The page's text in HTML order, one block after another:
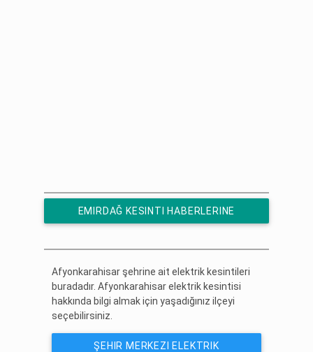
EMIRDAĞ KESINTI HABERLERINE
Afyonkarahisar şehrine ait elektrik kesintileri
buradadır. Afyonkarahisar elektrik kesintisi
hakkında bilgi almak için yaşadığınız ilçeyi
seçebilirsiniz.
ŞEHIR MERKEZI ELEKTRIK